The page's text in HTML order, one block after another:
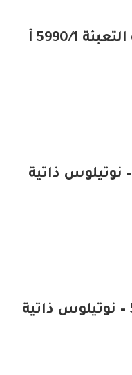
5990/1 أ – نوتيلوس ذاتية التعبئة 5990/1 أ
باتيك فيليب 5711/1300A – نوتيلوس ذاتية
باتيك فيليب 5726/1a-014 – نوتيلوس ذاتية